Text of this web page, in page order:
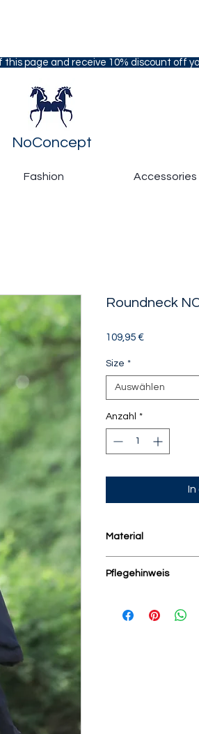
page and receive 10% discount off
NoConcept
Fashion Accessories
Roundneck
109,95 €Preis
Size *
Auswählen
Anzahl *
Material
Pflegehinweis